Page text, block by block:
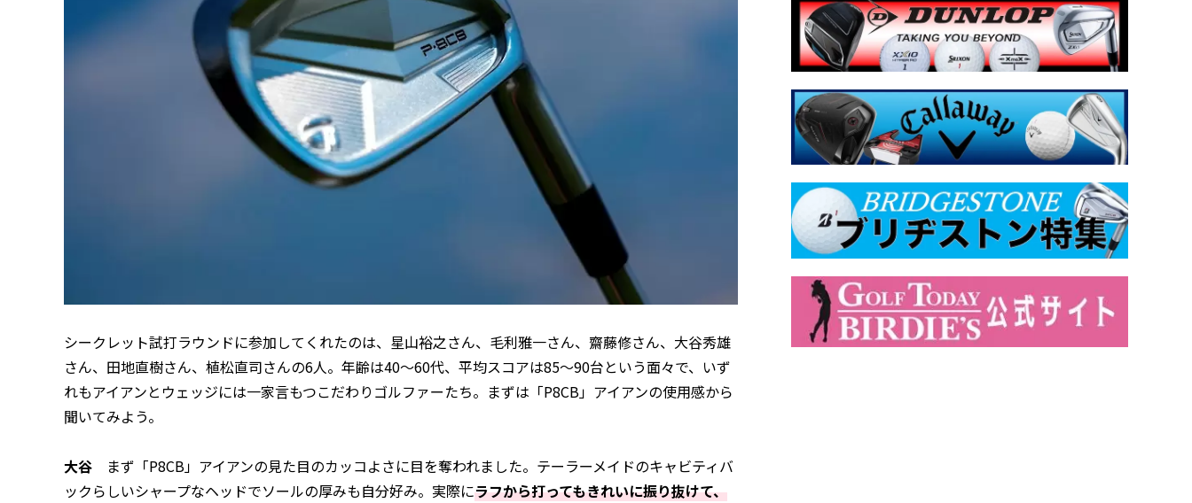
シークレット試打ラウンドに参加してくれたのは、星山裕之さん、毛利雅一さん、齋藤修さん、大谷秀雄
さん、田地直樹さん、植松直司さんの6人。年齢は40～60代、平均スコアは85～90台という面々で、いず
れもアイアンとウェッジには一家言もつこだわりゴルファーたち。まずは「P8CB」アイアンの使用感から
聞いてみよう。
大谷 まず「P8CB」アイアンの見た目のカッコよさに目を奪われました。テーラーメイドのキャビティバ
ックらしいシャープなヘッドでソールの厚みも自分好み。実際にラフから打ってもきれいに振り抜けて、